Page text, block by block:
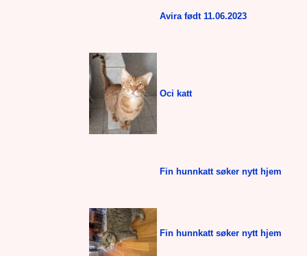
Avira født 11.06.2023
Oci katt
Fin hunnkatt søker nytt hjem
Fin hunnkatt søker nytt hjem